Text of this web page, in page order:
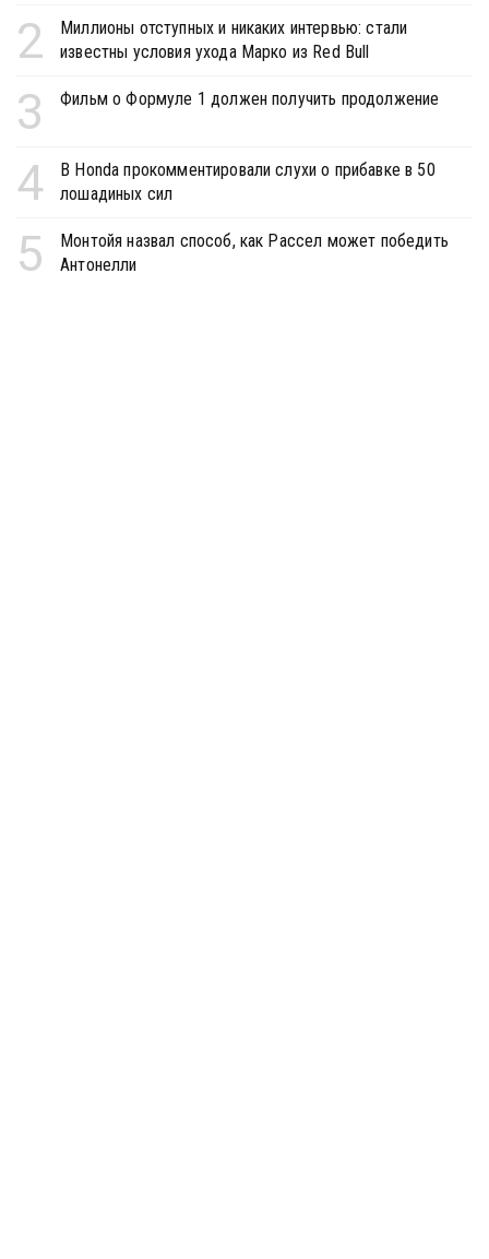
2
Миллионы отступных и никаких интервью: стали
известны условия ухода Марко из Red Bull
3 Фильм о Формуле 1 должен получить продолжение
4
В Honda прокомментировали слухи о прибавке в 50
лошадиных сил
5
Монтойя назвал способ, как Рассел может победить
Антонелли